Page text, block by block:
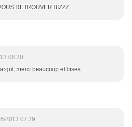
RETROUVER BIZZZ
08:30
merci beaucoup et bises
2013 07:39